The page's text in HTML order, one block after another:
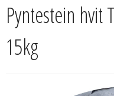
Pyntestein hvit
15kg